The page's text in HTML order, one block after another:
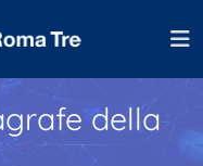
della